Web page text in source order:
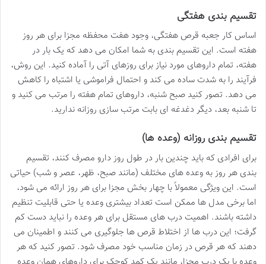
تقسیم بندی هفتگی
اساس کار جعبه قرص هفتگی، وجود هفت محفظه مجزا برای هر روز
هفته است. این تقسیم بندی به شما امکان می دهد که یک بار در
هفته، تمام داروهای مورد نیاز برای روزهای آتی را آماده کنید. این روش،
فرآیند را به شدت ساده می کند و احتمال فراموشی یا اشتباه را کاهش
می دهد. تصور کنید صبح شنبه، داروهای تمام هفته را مرتب می کنید و
تا شنبه بعد، دیگر دغدغه ای بابت مرتب سازی روزانه ندارید.
تقسیم بندی روزانه (وعده ها)
برای افرادی که باید چندین بار در طول روز دارو مصرف کنند، تقسیم
بندی هر روز به وعده های مختلف (مانند صبح، ظهر، عصر و شب) حیاتی
است. این ویژگی معمولاً با چهار بخش مجزا برای هر روز ارائه می شود،
اما برخی مدل ها ممکن است تعداد بیشتری وعده یا حتی قابلیت تنظیم
داشته باشند. اهمیت درب های مستقل برای هر وعده را نباید دست کم
گرفت؛ این درب ها از اختلاط قرص ها جلوگیری می کنند و اطمینان می
دهند که هر قرص در زمان مناسب خود مصرف شود. تصور کنید که هر